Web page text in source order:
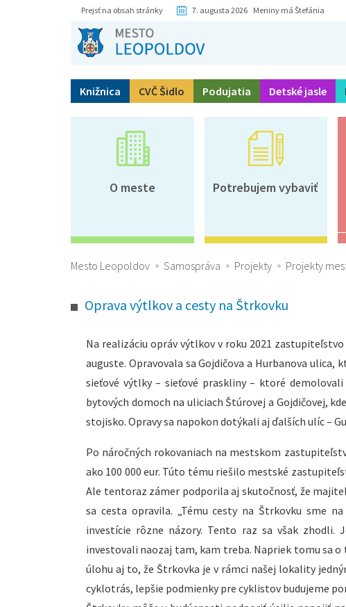
Prejsť na obsah stránky 7. augusta 2026 Meniny má Štefánia
Knižnica CVČ Šidlo Podujatia Detské jasle
O meste Potrebujem vybaviť
Mesto Leopoldov Samospráva Projekty Projekty
Oprava výtlkov a cesty na Štrkovku
Na realizáciu opráv výtlkov v roku 2021
auguste. Opravovala sa Gojdičova a Hurbanova
sieťové výtlky – sieťové praskliny – ktoré
bytových domoch na uliciach Štúrovej a Gojdičovej,
stojisko. Opravy sa napokon dotýkali aj ďalších ulíc –
Po náročných rokovaniach na mestskom
ako 100 000 eur. Túto tému riešilo mestské
Ale tentoraz zámer podporila aj skutočnosť, že
sa cesta opravila. „Tému cesty na Štrkovku sme
investície rôzne názory. Tento raz sa však
investovali naozaj tam, kam treba. Napriek tomu sa
úlohu aj to, že Štrkovka je v rámci našej lokality
cyklotrás, lepšie podmienky pre cyklistov budujeme